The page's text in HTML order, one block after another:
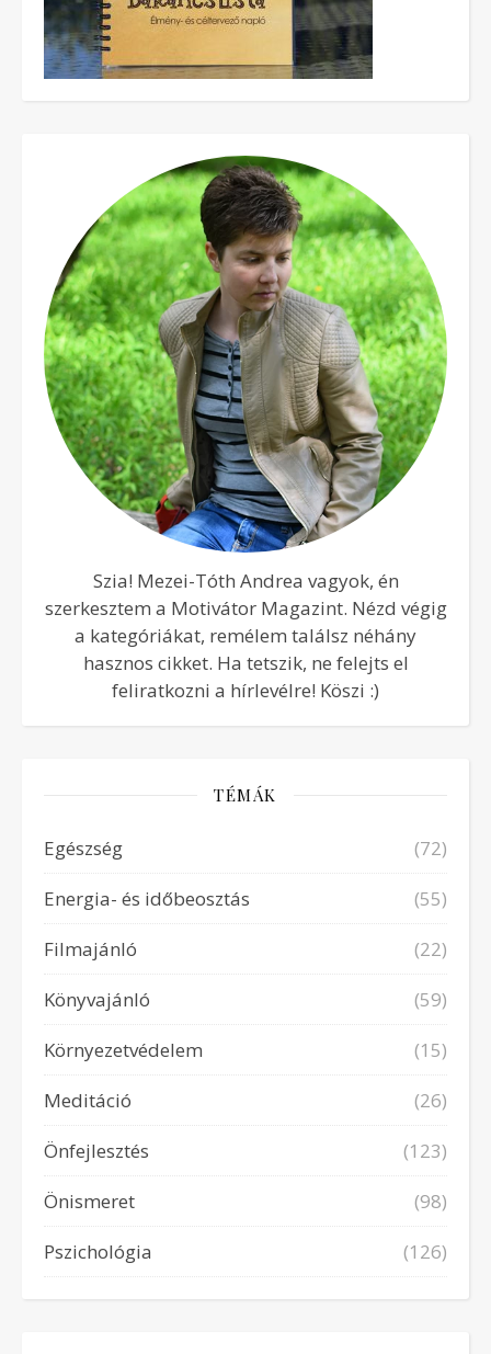
Szia! Mezei-Tóth Andrea vagyok, én
szerkesztem a Motivátor Magazint. Nézd végig
a kategóriákat, remélem találsz néhány
hasznos cikket. Ha tetszik, ne felejts el
feliratkozni a hírlevélre! Köszi :)
TÉMÁK
Egészség
(72)
Energia- és időbeosztás
(55)
Filmajánló
(22)
Könyvajánló
(59)
Környezetvédelem
(15)
Meditáció
(26)
Önfejlesztés
(123)
Önismeret
(98)
Pszichológia
(126)